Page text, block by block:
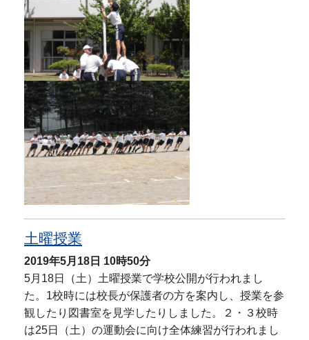
土曜授業
2019年5月18日 10時50分
5月18日（土）土曜授業で学校公開が行われまし
た。1校時には校長が保護者の方を案内し、授業を参
観したり図書室を見学したりしました。２・３校時
は25日（土）の運動会に向け全体練習が行われまし